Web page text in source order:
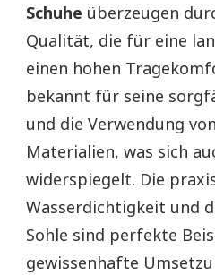
Schuhe überzeugen
Qualität, die für eine
einen hohen
bekannt für seine
und die Verwendung
Materialien, was sich
widerspiegelt. Die
Wasserdichtigkeit und
Sohle sind perfekte
gewissenhafte